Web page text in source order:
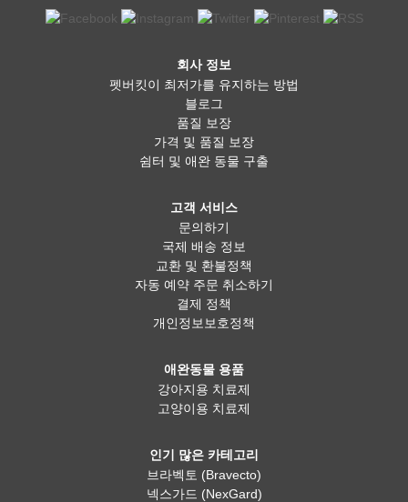
회사 정보
펫버킷이 최저가를 유지하는 방법
블로그
품질 보장
가격 및 품질 보장
쉼터 및 애완 동물 구출
고객 서비스
문의하기
국제 배송 정보
교환 및 환불정책
자동 예약 주문 취소하기
결제 정책
개인정보보호정책
애완동물 용품
강아지용 치료제
고양이용 치료제
인기 많은 카테고리
브라벡토 (Bravecto)
넥스가드 (NexGard)